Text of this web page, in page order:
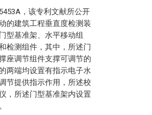
，该专利文献所公开
的建筑工程垂直度检测装
型基准架、水平移动组
检测组件，其中，所述门
座调节组件支撑可调节的
两端均设置有指示电子水
节提供指示作用，所述校
，所述门型基准架内设置